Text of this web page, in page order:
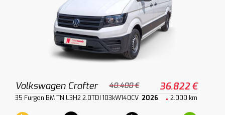
Volkswagen Crafter 40.400 € 36.822 €
35 Furgon BM TN L3H2 2.0TDI 103kW140CV 2026 2.000 km